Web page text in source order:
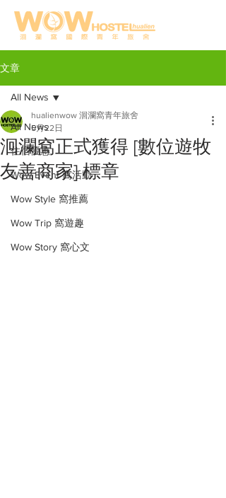
文章
All News
住宿優惠
Wow Event 窩活動
Wow Style 窩推薦
Wow Trip 窩遊趣
Wow Story 窩心文
All News
洄瀾窩正式獲得 [數位遊牧
友善商家] 標章
hualienwow 洄瀾窩青年旅舍
5月22日